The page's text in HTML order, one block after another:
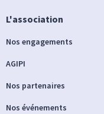
L'association
Nos engagements
AGIPI
Nos partenaires
Nos événements